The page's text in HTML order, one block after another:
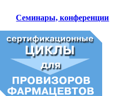
Семинары, конференции